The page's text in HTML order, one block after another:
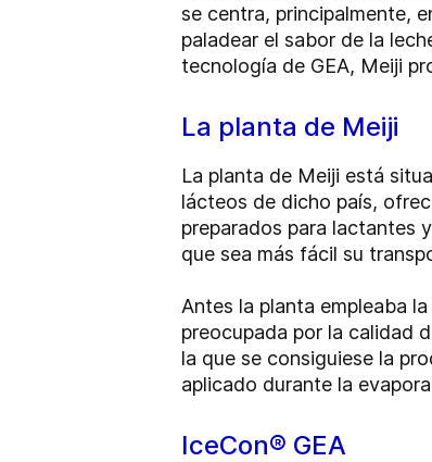
se centra, principalmente,
paladear el sabor de la
tecnología de GEA, Meiji
La planta de Meiji
La planta de Meiji está
lácteos de dicho país,
preparados para lactantes
que sea más fácil su
Antes la planta empleaba
preocupada por la calidad
la que se consiguiese la
aplicado durante la
IceCon® GEA